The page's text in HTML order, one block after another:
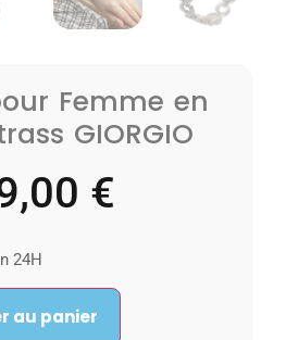
Femme en
GIORGIO
€
24H
au panier